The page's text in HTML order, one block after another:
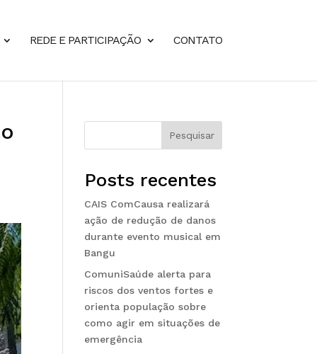
REDE E PARTICIPAÇÃO CONTATO
Pesquisar
Posts recentes
CAIS ComCausa realizará
ação de redução de danos
durante evento musical em
Bangu
ComuniSaúde alerta para
riscos dos ventos fortes e
orienta população sobre
como agir em situações de
emergência